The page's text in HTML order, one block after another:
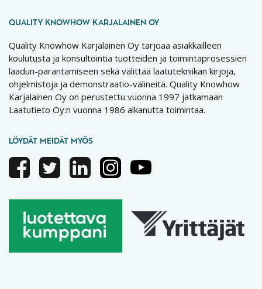
QUALITY KNOWHOW KARJALAINEN OY
Quality Knowhow Karjalainen Oy tarjoaa asiakkailleen
koulutusta ja konsultointia tuotteiden ja toimintaprosessien
laadun-parantamiseen sekä välittää laatutekniikan kirjoja,
ohjelmistoja ja demonstraatio-välineitä. Quality Knowhow
Karjalainen Oy on perustettu vuonna 1997 jatkamaan
Laatutieto Oy:n vuonna 1986 alkanutta toimintaa.
LÖYDÄT MEIDÄT MYÖS
FacebookTwitterLinkedinInstagramYoutube